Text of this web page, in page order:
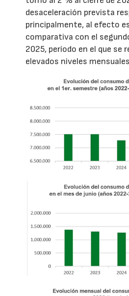
desaceleración prevista
principalmente, al efecto
comparativa con el
2025, período en el que se
elevados niveles